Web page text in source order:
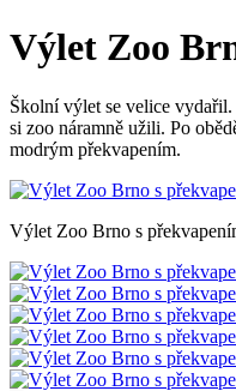
Výlet Zoo
Školní výlet se velice vydařil.
si zoo náramně užili. Po
modrým překvapením.
Výlet Zoo Brno s